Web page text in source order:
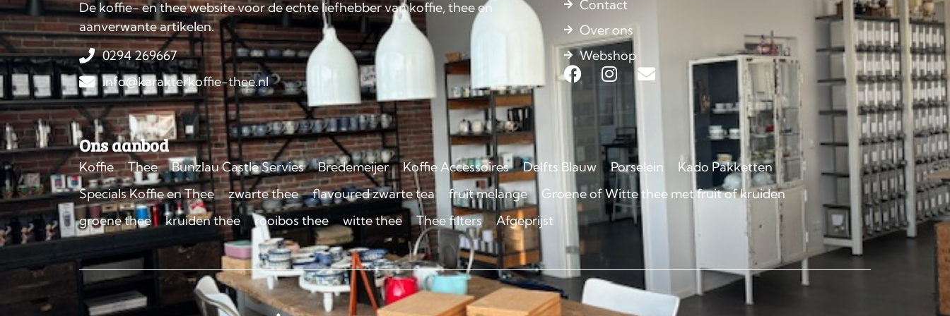
De koffie- en thee website voor de echte liefhebber van koffie, thee en
aanverwante artikelen.
0294 269667
info@karakterkoffie-thee.nl
Contact
Over ons
Webshop
Ons aanbod
Koffie Thee Bunzlau Castle Servies Bredemeijer Koffie Accessoires Delfts Blauw Porselein
Kado Pakketten
Specials Koffie en Thee
zwarte thee flavoured zwarte tea fruit melange
Groene of Witte thee met fruit of kruiden
groene thee
kruiden thee rooibos thee witte thee Thee filters Afgeprijst